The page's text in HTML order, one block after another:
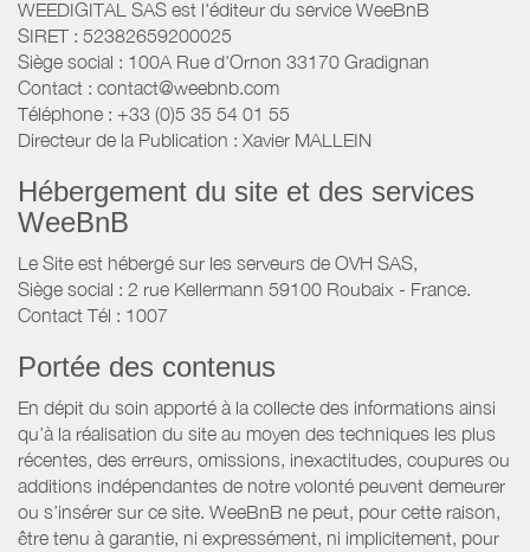
WEEDIGITAL SAS est l'éditeur du service WeeBnB
SIRET : 52382659200025
Siège social : 100A Rue d'Ornon 33170 Gradignan
Contact : contact@weebnb.com
Téléphone : +33 (0)5 35 54 01 55
Directeur de la Publication : Xavier MALLEIN
Hébergement du site et des services
WeeBnB
Le Site est hébergé sur les serveurs de OVH SAS,
Siège social : 2 rue Kellermann 59100 Roubaix - France.
Contact Tél : 1007
Portée des contenus
En dépit du soin apporté à la collecte des informations ainsi
qu’à la réalisation du site au moyen des techniques les plus
récentes, des erreurs, omissions, inexactitudes, coupures ou
additions indépendantes de notre volonté peuvent demeurer
ou s’insérer sur ce site. WeeBnB ne peut, pour cette raison,
être tenu à garantie, ni expressément, ni implicitement, pour